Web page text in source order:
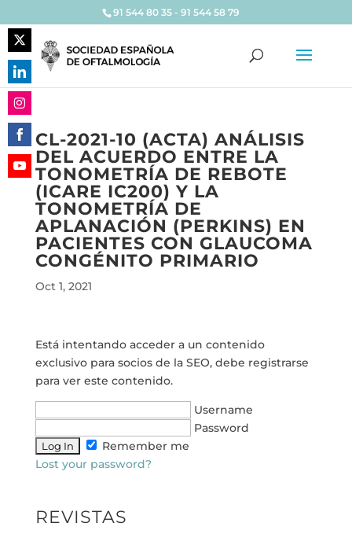
91 544 80 35 - 91 544 58 79
CL-2021-10 (ACTA) ANÁLISIS
DEL ACUERDO ENTRE LA
TONOMETRÍA DE REBOTE
(ICARE IC200) Y LA
TONOMETRÍA DE
APLANACIÓN (PERKINS) EN
PACIENTES CON GLAUCOMA
CONGÉNITO PRIMARIO
Oct 1, 2021
Está intentando acceder a un contenido
exclusivo para socios de la SEO, debe registrarse
para ver este contenido.
Username
Password
Remember me
Lost your password?
REVISTAS
Share
on
Twitter
Share
on
LinkedIn
Share
on
Instagram
Share
on
Facebook
Share
YouTube